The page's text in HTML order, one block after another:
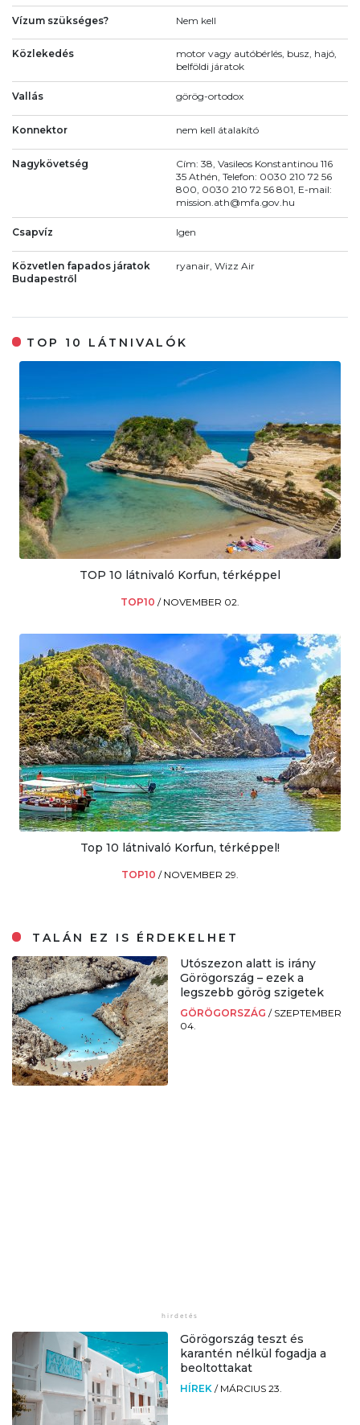
Vízum szükséges? Nem kell
Közlekedés
motor vagy autóbérlés, busz, hajó,
belföldi járatok
Vallás görög-ortodox
Konnektor nem kell átalakító
Nagykövetség
Cím: 38, Vasileos Konstantinou 116
35 Athén, Telefon: 0030 210 72 56
800, 0030 210 72 56 801, E-mail:
mission.ath@mfa.gov.hu
Csapvíz Igen
Közvetlen fapados járatok
Budapestről
ryanair, Wizz Air
TOP 10 LÁTNIVALÓK
TOP 10 látnivaló Korfun, térképpel
TOP10 / NOVEMBER 02.
Top 10 látnivaló Korfun, térképpel!
TOP10 / NOVEMBER 29.
TALÁN EZ IS ÉRDEKELHET
Utószezon alatt is irány
Görögország – ezek a
legszebb görög szigetek
GÖRÖGORSZÁG / SZEPTEMBER
04.
Görögország teszt és
karantén nélkül fogadja a
beoltottakat
HÍREK / MÁRCIUS 23.